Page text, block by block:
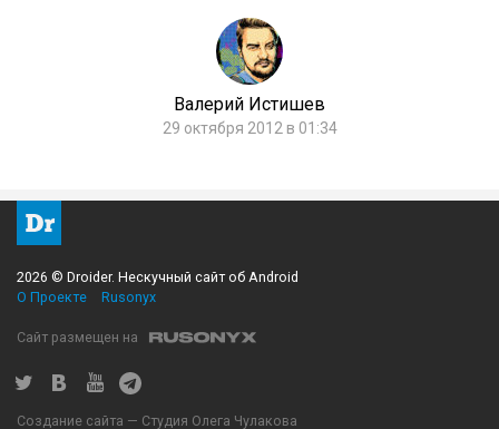
Валерий Истишев
29 октября 2012 в 01:34
2026 © Droider. Нескучный сайт об Android
О Проекте
Rusonyx
Сайт размещен на
Создание сайта — Студия Олега Чулакова